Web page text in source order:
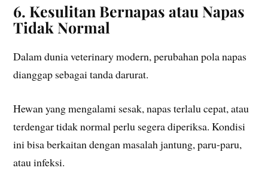
6. Kesulitan Bernapas atau Napas
Tidak Normal
Dalam dunia veterinary modern, perubahan pola napas
dianggap sebagai tanda darurat.
Hewan yang mengalami sesak, napas terlalu cepat, atau
terdengar tidak normal perlu segera diperiksa. Kondisi
ini bisa berkaitan dengan masalah jantung, paru-paru,
atau infeksi.